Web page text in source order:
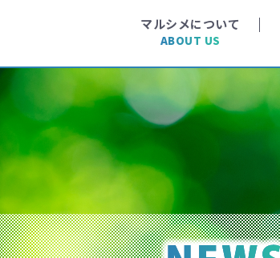
マルシメについて
ABOUT US